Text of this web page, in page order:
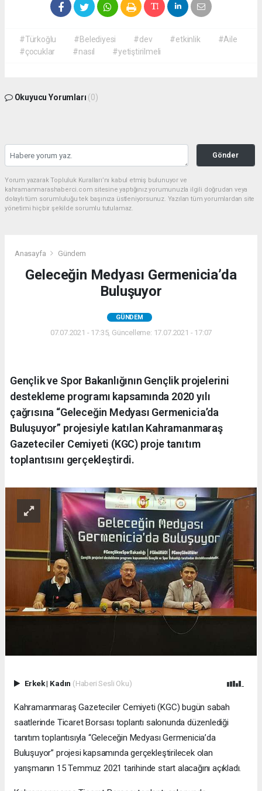
#Türkoğlu #Belediyesi #dev #etkinlik
#Aile
#çocuklar
#nasıl #yetiştirilmeli
Okuyucu Yorumları (0)
Gönder
Yorum yazarak Topluluk Kuralları’nı kabul etmiş bulunuyor ve
kahramanmarashaberci.com sitesine yaptığınız yorumunuzla ilgili doğrudan veya
dolaylı tüm sorumluluğu tek başınıza üstleniyorsunuz. Yazılan tüm yorumlardan site
yönetimi hiçbir şekilde sorumlu tutulamaz.
Anasayfa Gündem
Geleceğin Medyası Germenicia’da
Buluşuyor
GÜNDEM
07.07.2021 - 17:35, Güncelleme: 17.07.2021 - 17:07
Gençlik ve Spor Bakanlığının Gençlik projelerini
destekleme programı kapsamında 2020 yılı
çağrısına “Geleceğin Medyası Germenicia’da
Buluşuyor” projesiyle katılan Kahramanmaraş
Gazeteciler Cemiyeti (KGC) proje tanıtım
toplantısını gerçekleştirdi.
Erkek| Kadın (Haberi Sesli Oku)
Kahramanmaraş Gazeteciler Cemiyeti (KGC) bugün sabah
saatlerinde Ticaret Borsası toplantı salonunda düzenlediği
tanıtım toplantısıyla “Geleceğin Medyası Germenicia’da
Buluşuyor” projesi kapsamında gerçekleştirilecek olan
yarışmanın 15 Temmuz 2021 tarihinde start alacağını açıkladı.